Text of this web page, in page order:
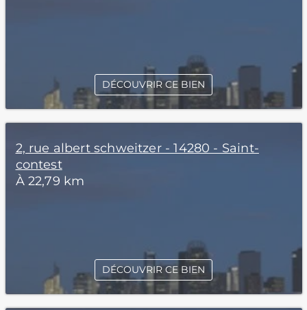
DÉCOUVRIR CE BIEN
2, rue albert schweitzer - 14280 - Saint-
contest
À 22,79 km
DÉCOUVRIR CE BIEN